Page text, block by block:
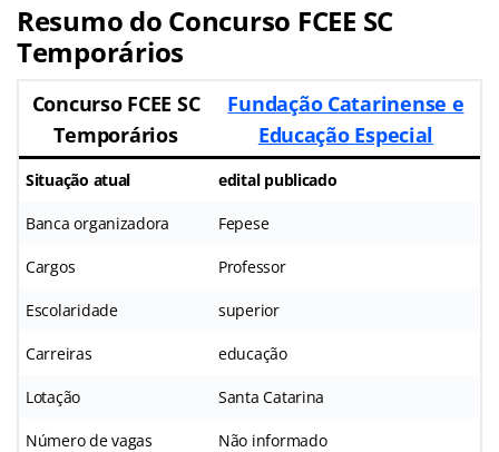
Resumo do Concurso FCEE SC
Temporários
Concurso FCEE SC
Temporários
Fundação Catarinense e
Educação Especial
Situação atual edital publicado
Banca organizadora Fepese
Cargos Professor
Escolaridade superior
Carreiras educação
Lotação Santa Catarina
Número de vagas Não informado